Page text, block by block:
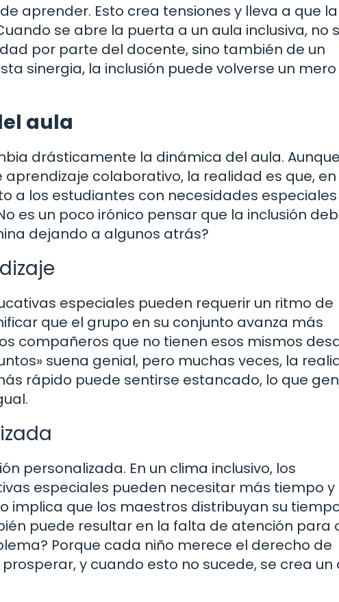
aprender. Esto crea tensiones y lleva a que la
se abre la puerta a un aula inclusiva, no
por parte del docente, sino también de un
sinergia, la inclusión puede volverse un mero
aula
drásticamente la dinámica del aula.
colaborativo, la realidad es que, en
a los estudiantes con necesidades especiales
es un poco irónico pensar que la inclusión
dejando a algunos atrás?
especiales pueden requerir un ritmo de
que el grupo en su conjunto avanza más
compañeros que no tienen esos mismos
suena genial, pero muchas veces, la
rápido puede sentirse estancado, lo que
personalizada. En un clima inclusivo, los
especiales pueden necesitar más tiempo y
implica que los maestros distribuyan su
puede resultar en la falta de atención para
Porque cada niño merece el derecho de
y cuando esto no sucede, se crea un